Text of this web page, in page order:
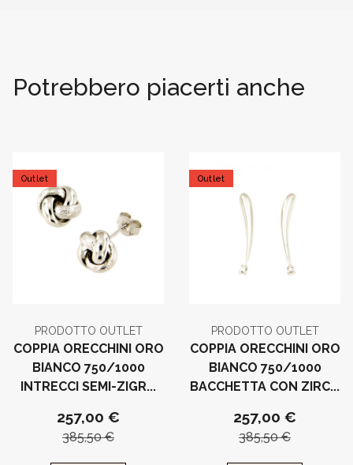
Potrebbero piacerti anche
Outlet
PRODOTTO OUTLET
COPPIA ORECCHINI ORO
BIANCO 750/1000
INTRECCI SEMI-ZIGR...
257,00 €
385,50 €
Outlet
PRODOTTO OUTLET
COPPIA ORECCHINI ORO
BIANCO 750/1000
BACCHETTA CON ZIRC...
257,00 €
385,50 €